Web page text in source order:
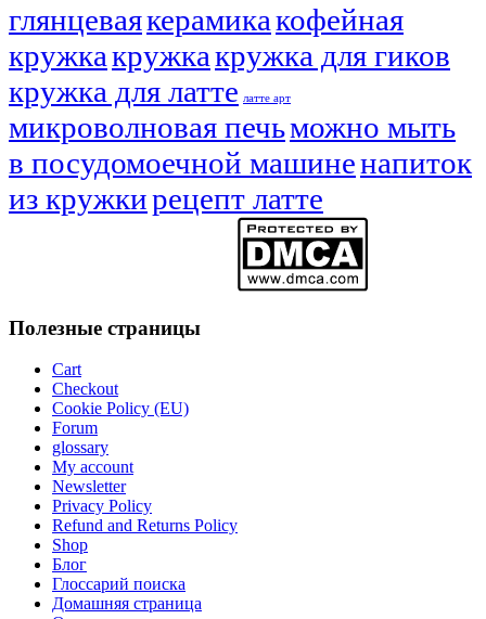
глянцеваякерамикакофейная
кружкакружкакружка для гиков
кружка для латте латте арт
микроволновая печьможно мыть
в посудомоечной машиненапиток
из кружкирецепт латте
Полезные страницы
Cart
Checkout
Cookie Policy (EU)
Forum
glossary
My account
Newsletter
Privacy Policy
Refund and Returns Policy
Shop
Блог
Глоссарий поиска
Домашняя страница